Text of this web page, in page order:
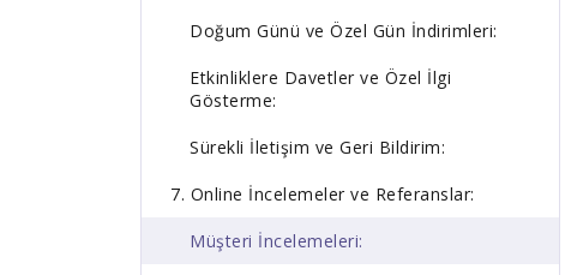
Doğum Günü ve Özel Gün İndirimleri:
Etkinliklere Davetler ve Özel İlgi
Gösterme:
Sürekli İletişim ve Geri Bildirim:
7. Online İncelemeler ve Referanslar:
Müşteri İncelemeleri: